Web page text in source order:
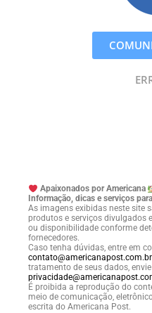
Apaixonados por Americana
Informação, dicas e serviços
As imagens exibidas neste site
produtos e serviços divulgados
ou disponibilidade conforme
fornecedores.
Caso tenha dúvidas, entre em
contato@americanapost.com.br
tratamento de seus dados,
É proibida a reprodução do
meio de comunicação,
escrita do Americana Post.